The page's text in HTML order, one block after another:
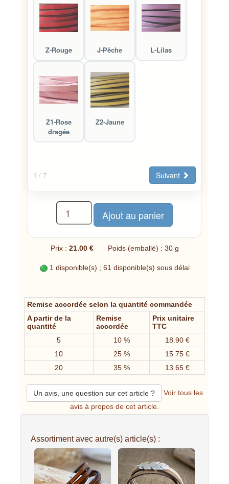
Z-Rouge J-Pêche L-Lilas
Z1-Rose
dragée
Z2-Jaune
1 / 7 Suivant
Prix : 21.00 € Poids (emballé) : 30 g
1 disponible(s) ; 61 disponible(s) sous délai
Remise accordée selon la quantité commandée
A partir de la
quantité
Remise
accordée
Prix unitaire
TTC
5
10 %
18.90 €
10
25 %
15.75 €
20
35 % 13.65 €
Un avis, une question sur cet article ?
Voir tous les
avis à propos de cet article.
Assortiment avec autre(s) article(s) :